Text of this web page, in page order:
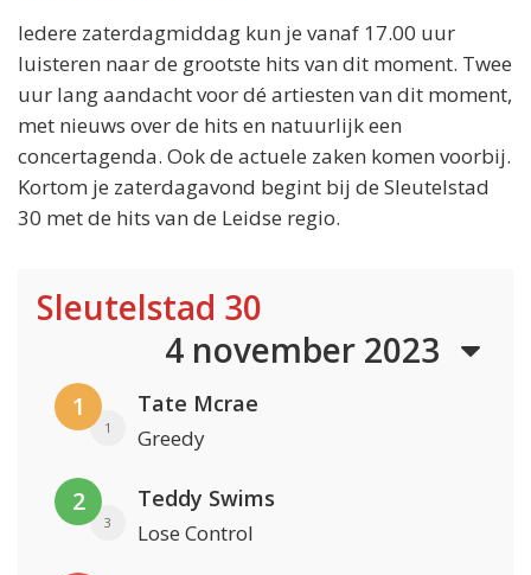
Iedere zaterdagmiddag kun je vanaf 17.00 uur
luisteren naar de grootste hits van dit moment. Twee
uur lang aandacht voor dé artiesten van dit moment,
met nieuws over de hits en natuurlijk een
concertagenda. Ook de actuele zaken komen voorbij.
Kortom je zaterdagavond begint bij de Sleutelstad
30 met de hits van de Leidse regio.
Sleutelstad 30
4 november 2023
1
1
Tate Mcrae
Greedy
2
3
Teddy Swims
Lose Control